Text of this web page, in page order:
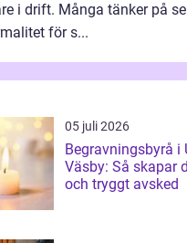
i drift. Många tänker på
för s...
05 juli 2026
Begravningsbyrå i
Väsby: Så skapar
och tryggt avsked